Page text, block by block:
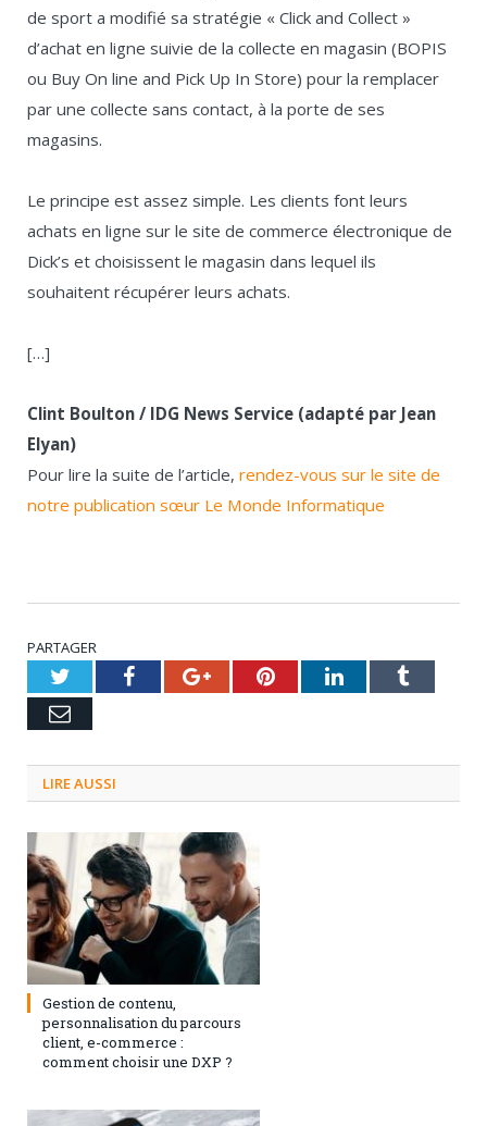
de sport a modifié sa stratégie « Click and Collect »
d’achat en ligne suivie de la collecte en magasin (BOPIS
ou Buy On line and Pick Up In Store) pour la remplacer
par une collecte sans contact, à la porte de ses
magasins.
Le principe est assez simple. Les clients font leurs
achats en ligne sur le site de commerce électronique de
Dick’s et choisissent le magasin dans lequel ils
souhaitent récupérer leurs achats.
[…]
Clint Boulton / IDG News Service (adapté par Jean
Elyan)
Pour lire la suite de l’article, rendez-vous sur le site de
notre publication sœur Le Monde Informatique
PARTAGER
TwitterFacebookGoogle+PinterestLinkedInTumblr
Email
LIRE AUSSI
3 septembre 2024
Gestion de contenu,
personnalisation du parcours
client, e-commerce :
comment choisir une DXP ?